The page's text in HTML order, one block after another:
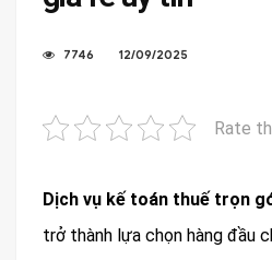
7746 12/09/2025
Rate
Dịch vụ kế toán thuế trọn
trở thành lựa chọn hàng đầu